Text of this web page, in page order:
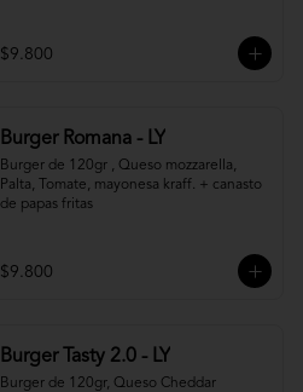
$9.800
Burger Romana - LY
Burger de 120gr , Queso mozzarella,
Palta, Tomate, mayonesa kraff. + canasto
de papas fritas
$9.800
Burger Tasty 2.0 - LY
Burger de 120gr, Queso Cheddar